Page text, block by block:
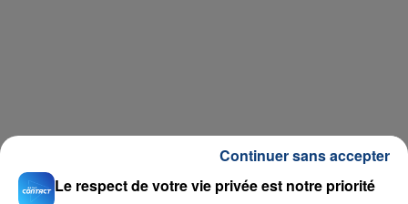
Le respect de votre vie privée est notre priorité
Continuer sans accepter